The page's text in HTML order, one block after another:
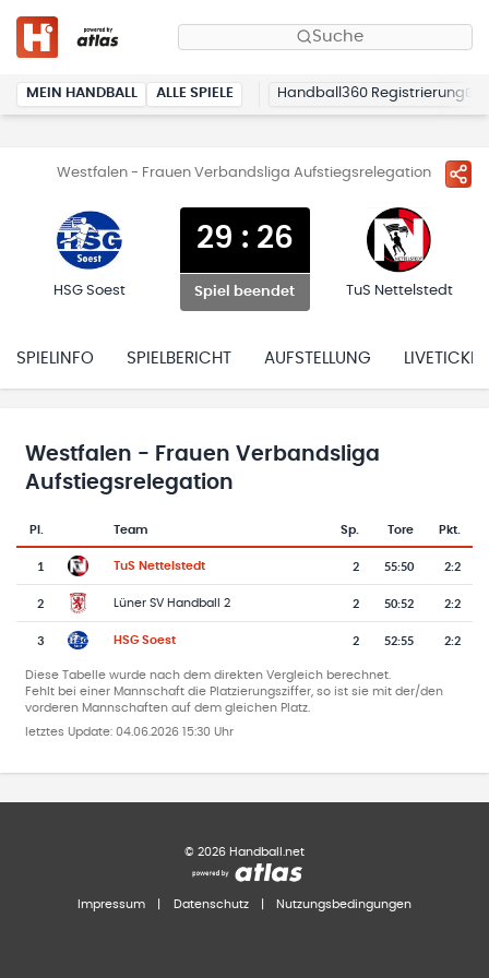
Suche
MEIN HANDBALL ALLE SPIELE Handball360 Registrierung
Westfalen - Frauen Verbandsliga Aufstiegsrelegation
HSG Soest
29 : 26
Spiel beendet TuS Nettelstedt
SPIELINFO SPIELBERICHT AUFSTELLUNG LIVETICKER
Westfalen - Frauen Verbandsliga
Aufstiegsrelegation
Tabelle mit Vereinsplatzierungen, Spielen, Toren und Punkten
Pl.
Team-Logo
Team Sp. Tore Pkt.
1 TuS Nettelstedt 2 55:50 2:2
2 Lüner SV Handball 2 2 50:52 2:2
3 HSG Soest 2 52:55 2:2
Diese Tabelle wurde nach dem direkten Vergleich berechnet.
Fehlt bei einer Mannschaft die Platzierungsziffer, so ist sie mit der/den
vorderen Mannschaften auf dem gleichen Platz.
letztes Update: 04.06.2026 15:30 Uhr
© 2026 Handball.net
Impressum Datenschutz Nutzungsbedingungen